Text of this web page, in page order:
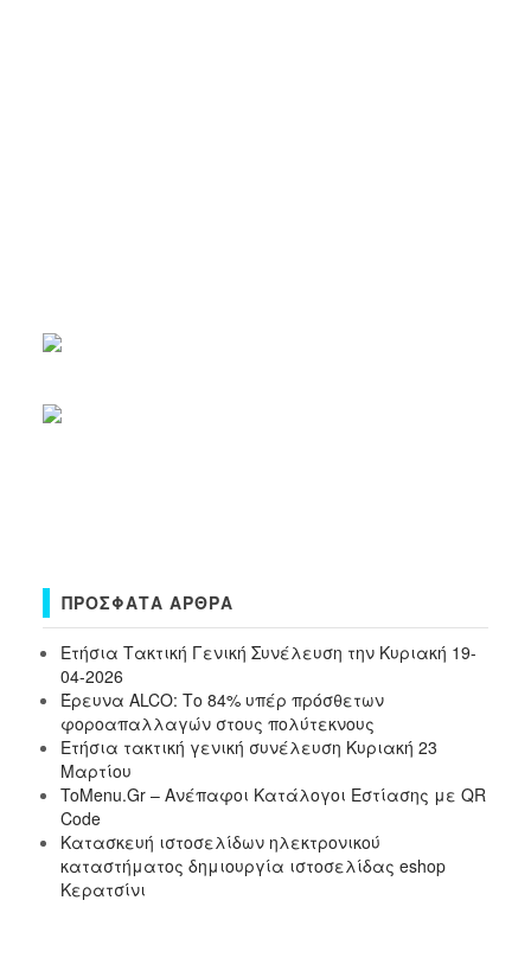
ΠΡΌΣΦΑΤΑ ΆΡΘΡΑ
Ετήσια Τακτική Γενική Συνέλευση την Κυριακή 19-
04-2026
Έρευνα ALCO: Το 84% υπέρ πρόσθετων
φοροαπαλλαγών στους πολύτεκνους
Ετήσια τακτική γενική συνέλευση Κυριακή 23
Μαρτίου
ToMenu.Gr – Ανέπαφοι Κατάλογοι Εστίασης με QR
Code
Κατασκευή ιστοσελίδων ηλεκτρονικού
καταστήματος δημιουργία ιστοσελίδας eshop
Κερατσίνι